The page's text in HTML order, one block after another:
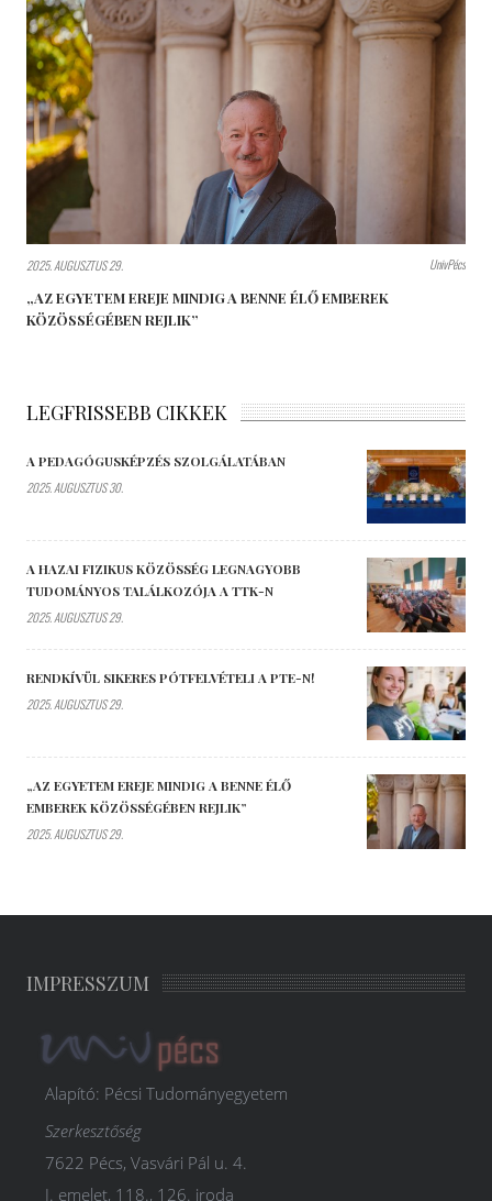
2025. AUGUSZTUS 29. UnivPécs
„AZ EGYETEM EREJE MINDIG A BENNE ÉLŐ EMBEREK
KÖZÖSSÉGÉBEN REJLIK”
LEGFRISSEBB CIKKEK
A PEDAGÓGUSKÉPZÉS SZOLGÁLATÁBAN
2025. AUGUSZTUS 30.
A HAZAI FIZIKUS KÖZÖSSÉG LEGNAGYOBB
TUDOMÁNYOS TALÁLKOZÓJA A TTK-N
2025. AUGUSZTUS 29.
RENDKÍVÜL SIKERES PÓTFELVÉTELI A PTE-N!
2025. AUGUSZTUS 29.
„AZ EGYETEM EREJE MINDIG A BENNE ÉLŐ
EMBEREK KÖZÖSSÉGÉBEN REJLIK”
2025. AUGUSZTUS 29.
IMPRESSZUM
Alapító: Pécsi Tudományegyetem
Szerkesztőség
7622 Pécs, Vasvári Pál u. 4.
I. emelet, 118., 126. iroda